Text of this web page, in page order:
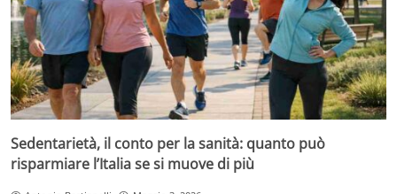
Sedentarietà, il conto per la sanità: quanto può
risparmiare l’Italia se si muove di più